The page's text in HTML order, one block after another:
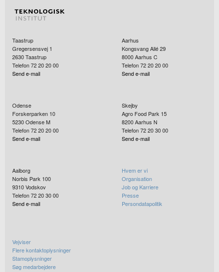
Taastrup
Gregersensvej 1
2630Taastrup
Telefon 72 20 20 00
Send e-mail
Aarhus
Kongsvang Allé 29
8000Aarhus C
Telefon 72 20 20 00
Send e-mail
Odense
Forskerparken 10
5230Odense M
Telefon 72 20 20 00
Send e-mail
Skejby
Agro Food Park 15
8200Aarhus N
Telefon 72 20 30 00
Send e-mail
Aalborg
Norbis Park 100
9310Vodskov
Telefon 72 20 30 00
Send e-mail
Hvem er vi
Organisation
Job og Karriere
Presse
Persondatapolitik
Vejviser
Flere kontaktoplysninger
Stamoplysninger
Søg medarbejdere